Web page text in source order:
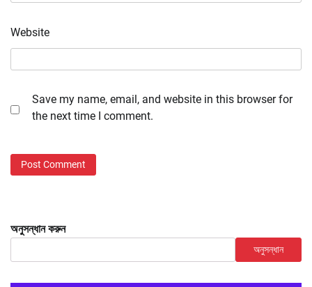
Website
Save my name, email, and website in this browser for
the next time I comment.
অনুসন্ধান করুন
অনুসন্ধান